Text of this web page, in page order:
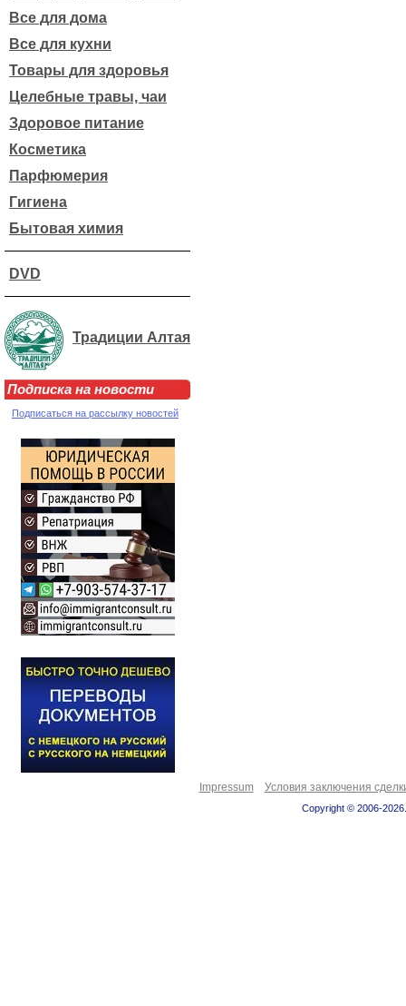
Все для дома
Все для кухни
Товары для здоровья
Целебные травы, чаи
Здоровое питание
Косметика
Парфюмерия
Гигиена
Бытовая химия
DVD
Традиции Алтая
Подписка на новости
Подписаться на рассылку новостей
Impressum Условия заключения
Copyright © 2006-